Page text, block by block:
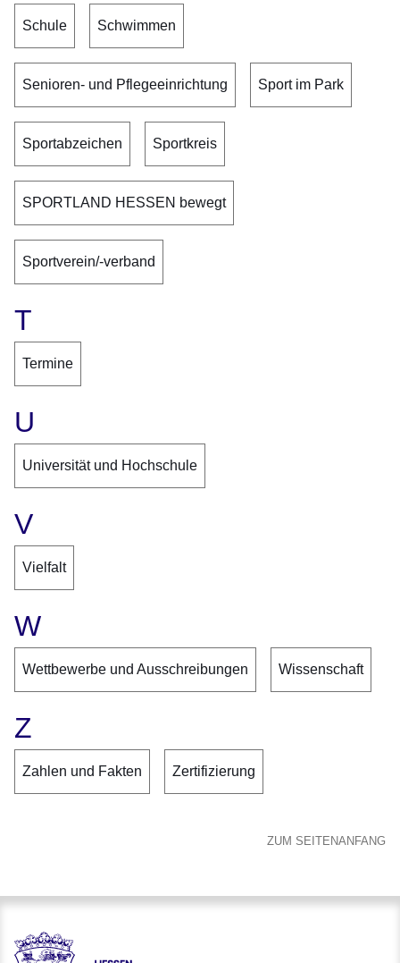
Schule Schwimmen
Senioren- und Pflegeeinrichtung Sport im Park
Sportabzeichen Sportkreis
SPORTLAND HESSEN bewegt
Sportverein/-verband
T
Termine
U
Universität und Hochschule
V
Vielfalt
W
Wettbewerbe und Ausschreibungen Wissenschaft
Z
Zahlen und Fakten Zertifizierung
ZUM SEITENANFANG